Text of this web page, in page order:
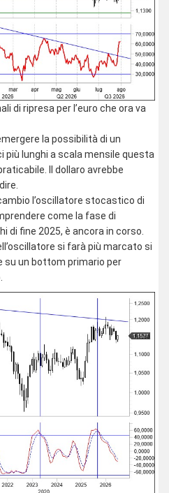
di ripresa per l’euro che ora va
la possibilità di un
più lunghi a scala mensile questa
Il dollaro avrebbe
l’oscillatore stocastico di
come la fase di
di fine 2025, è ancora in corso.
si farà più marcato si
su un bottom primario per